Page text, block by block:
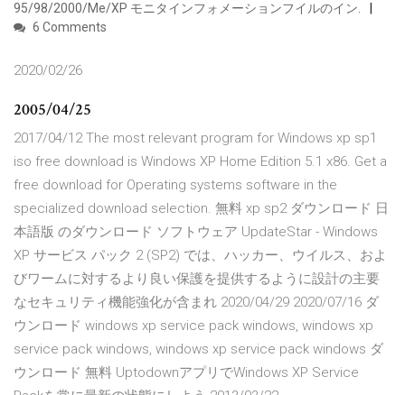
95/98/2000/Me/XP モニタインフォメーションフイルのイン.
6 Comments
2020/02/26
2005/04/25
2017/04/12 The most relevant program for Windows xp sp1
iso free download is Windows XP Home Edition 5.1 x86. Get a
free download for Operating systems software in the
specialized download selection. 無料 xp sp2 ダウンロード 日
本語版 のダウンロード ソフトウェア UpdateStar - Windows
XP サービス パック 2 (SP2) では、ハッカー、ウイルス、およ
びワームに対するより良い保護を提供するように設計の主要
なセキュリティ機能強化が含まれ 2020/04/29 2020/07/16 ダ
ウンロード windows xp service pack windows, windows xp
service pack windows, windows xp service pack windows ダ
ウンロード 無料 UptodownアプリでWindows XP Service